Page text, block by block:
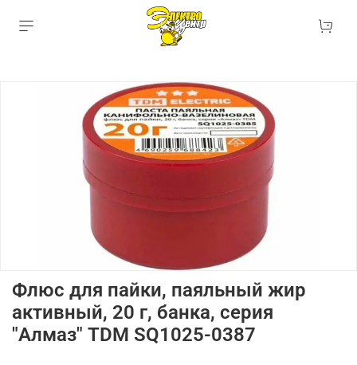
Флюс для пайки, паяльный жир
активный, 20 г, банка, серия
"Алмаз" TDM SQ1025-0387